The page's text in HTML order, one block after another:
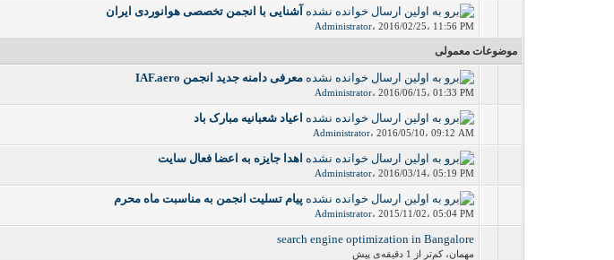
آشنایی با انجمن تخصصی هوانوردی ایران
Administrator، 2016/02/25، 11:56 PM
0 رأی - میانگین امتیازات: 0 از 5 123 45
موضوعات معمولی
معرفی دامنه جدید انجمن IAF.aero
Administrator، 2016/06/15، 01:33 PM
0 رأی - میانگین امتیازات: 0 از 5 123 45
اعیاد شعبانیه مبارک باد
Administrator، 2016/05/10، 09:12 AM
0 رأی - میانگین امتیازات: 0 از 5 5
اهدا جایزه به اعضا فعال سایت
Administrator، 2016/03/14، 05:19 PM
0 رأی - میانگین امتیازات: 0 از 5 1234 5
پیام تسلیت انجمن به مناسبت ماه محرم
Administrator، 2015/11/02، 05:04 PM
0 رأی - میانگین امتیازات: 0 از 5 12345
search engine optimization in Bangalore
مهمان،کم‌تر از 1 دقیقه‌ی پیش